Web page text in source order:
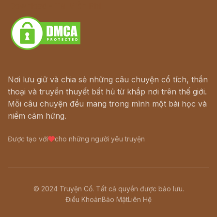
Nơi lưu giữ và chia sẻ những câu chuyện cổ tích, thần
thoại và truyền thuyết bất hủ từ khắp nơi trên thế giới.
Mỗi câu chuyện đều mang trong mình một bài học và
niềm cảm hứng.
Được tạo với cho những người yêu truyện
© 2024 Truyện Cổ. Tất cả quyền được bảo lưu.
Điều KhoảnBảo MậtLiên Hệ